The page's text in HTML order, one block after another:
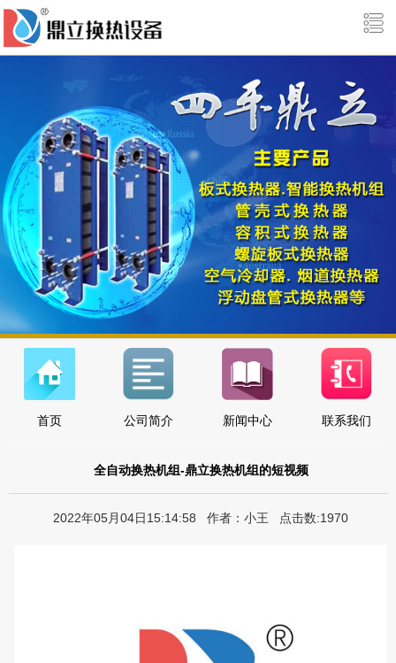
首页 公司简介 新闻中心 联系我们
全自动换热机组-鼎立换热机组的短视频
2022年05月04日15:14:58 作者：小王 点击数:1970